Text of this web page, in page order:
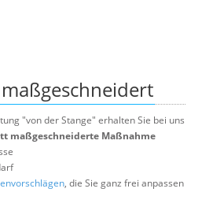
"von der Stange" erhalten Sie bei uns
maßgeschneiderte Maßnahme
, die Sie ganz frei anpassen